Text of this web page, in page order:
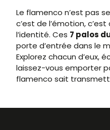
Le flamenco n’est pas
c’est de l’émotion,
l’identité. Ces 7 palos
porte d’entrée dans le
Explorez chacun d’eux,
laissez-vous emporter
flamenco sait